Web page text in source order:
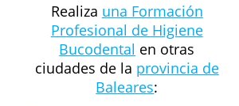
Realiza una Formación
Profesional de Higiene
Bucodental en otras
ciudades de la provincia de
Baleares: